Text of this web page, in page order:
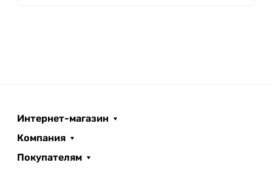
Интернет-магазин
Компания
Покупателям